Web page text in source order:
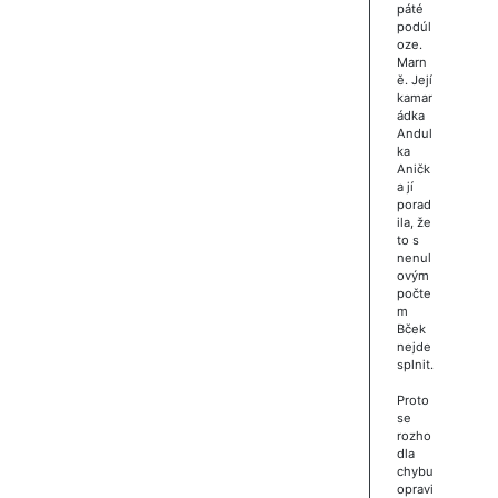
páté
podúl
oze.
Marn
ě. Její
kamar
ádka
Andul
ka
Aničk
a jí
porad
ila, že
to s
nenul
ovým
počte
m
Bček
nejde
splnit.
Proto
se
rozho
dla
chybu
opravi